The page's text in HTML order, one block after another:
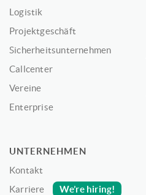
Logistik
Projektgeschäft
Sicherheitsunternehmen
Callcenter
Vereine
Enterprise
UNTERNEHMEN
Kontakt
Karriere
We’re hiring!